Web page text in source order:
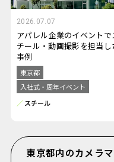
2026.07.07
アパレル企業のイベントで
チール・動画撮影を担当し
事例
東京都
入社式・周年イベント
スチール
東京都内のカメラ